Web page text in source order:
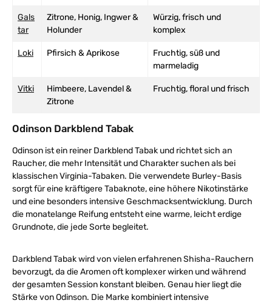
Gals
tar
Zitrone, Honig, Ingwer &
Holunder
Würzig, frisch und
komplex
Loki Pfirsich & Aprikose
Fruchtig, süß und
marmeladig
Vitki
Himbeere, Lavendel &
Zitrone
Fruchtig, floral und frisch
Odinson Darkblend Tabak
Odinson ist ein reiner Darkblend Tabak und richtet sich an
Raucher, die mehr Intensität und Charakter suchen als bei
klassischen Virginia-Tabaken. Die verwendete Burley-Basis
sorgt für eine kräftigere Tabaknote, eine höhere Nikotinstärke
und eine besonders intensive Geschmacksentwicklung. Durch
die monatelange Reifung entsteht eine warme, leicht erdige
Grundnote, die jede Sorte begleitet.
Darkblend Tabak wird von vielen erfahrenen Shisha-Rauchern
bevorzugt, da die Aromen oft komplexer wirken und während
der gesamten Session konstant bleiben. Genau hier liegt die
Stärke von Odinson. Die Marke kombiniert intensive